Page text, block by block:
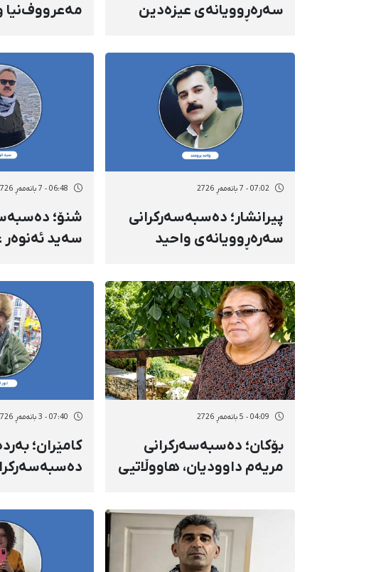
سەرەڕوویانەی عیزەدین
ئەمنییەتییەکانەوە
مەعرووف‌نیا
ئازاد کران
07:02 - 7 بانەمەڕ 2726
پیرانشار؛ دەسبەسەرکرانی
سەرەڕوویانەی واحید
شوێنێکی نادیار
06:48 - 7 بانەمەڕ 2726
شنۆ؛
سەید
ڕاگواستنی
04:09 - 5 بانەمەڕ 2726
بۆکان؛ دەسبەسەرکرانی
مریەم داوودیان، هاووڵاتیی
گواستنەوەی بۆ
بەندیخانەی ناوەندیی ورمێ
07:40 - 3 بانەمەڕ 2726
کامێران؛
چارەنووسی